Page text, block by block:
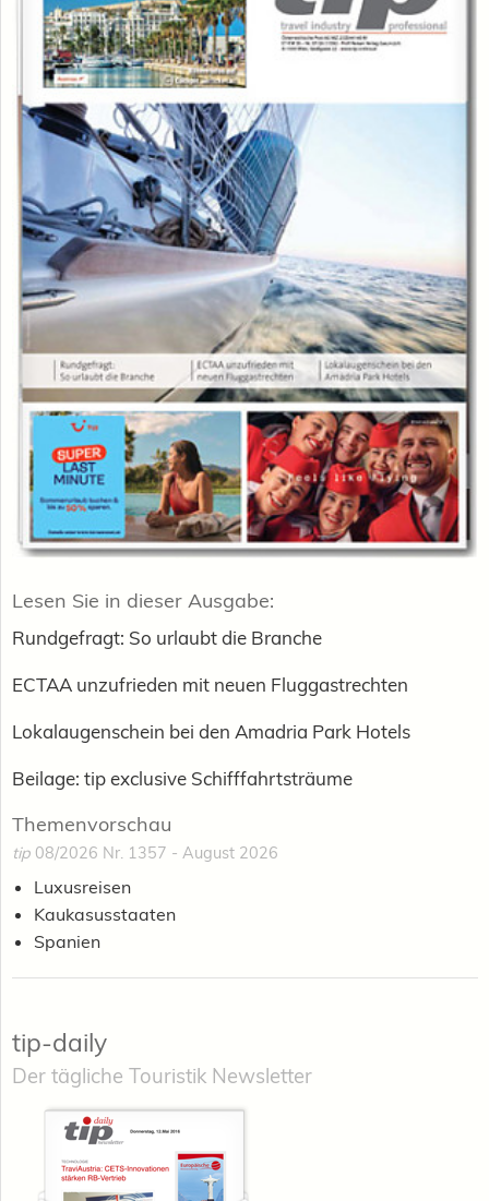
Lesen Sie in dieser Ausgabe:
Rundgefragt: So urlaubt die Branche
ECTAA unzufrieden mit neuen Fluggastrechten
Lokalaugenschein bei den Amadria Park Hotels
Beilage: tip exclusive Schifffahrtsträume
Themenvorschau
tip 08/2026 Nr. 1357 - August 2026
Luxusreisen
Kaukasusstaaten
Spanien
tip-daily
Der tägliche Touristik Newsletter